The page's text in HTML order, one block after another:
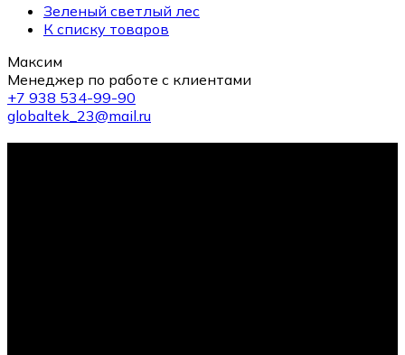
Зеленый светлый лес
К списку товаров
Максим
Менеджер по работе с клиентами
+7 938 534-99-90
globaltek_23@mail.ru